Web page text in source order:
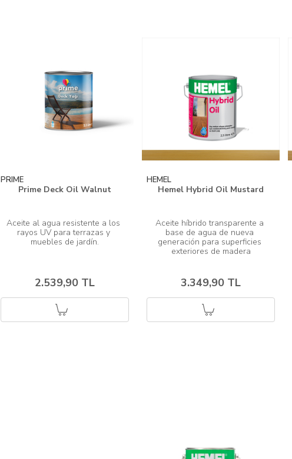
PRIME
Prime Deck Oil Walnut
Aceite al agua resistente a los
rayos UV para terrazas y
2.539,90 TL
HEMEL
Hemel Hybrid Oil Mustard
Aceite híbrido transparente a
base de agua de nueva
generación para superficies
3.349,90 TL